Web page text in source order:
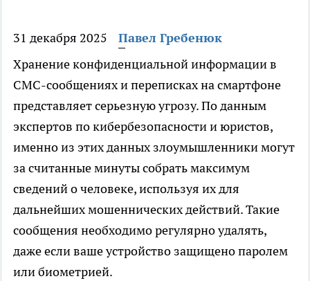
31 декабря 2025
Павел Гребенюк
Хранение конфиденциальной информации в
СМС-сообщениях и переписках на смартфоне
представляет серьезную угрозу. По данным
экспертов по кибербезопасности и юристов,
именно из этих данных злоумышленники могут
за считанные минуты собрать максимум
сведений о человеке, используя их для
дальнейших мошеннических действий. Такие
сообщения необходимо регулярно удалять,
даже если ваше устройство защищено паролем
или биометрией.